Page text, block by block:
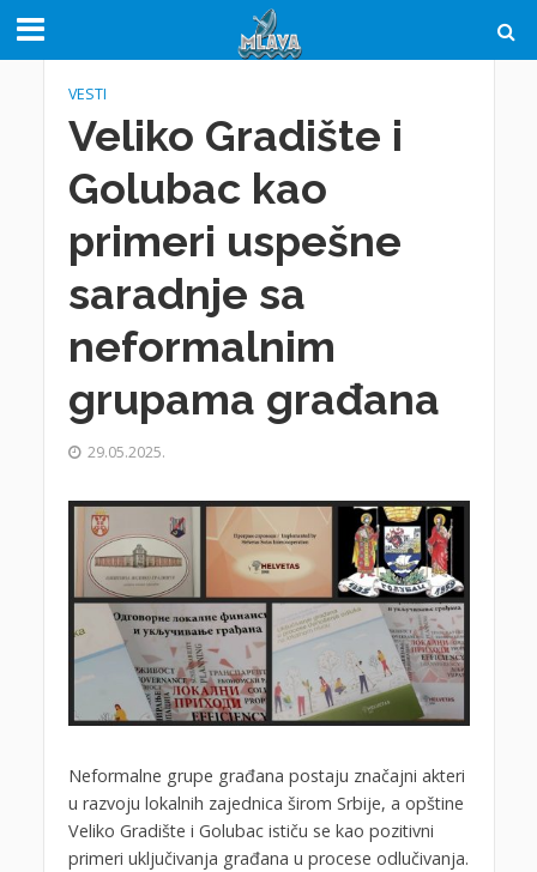
VESTI
Veliko Gradište i
Golubac kao
primeri uspešne
saradnje sa
neformalnim
grupama građana
29.05.2025.
Neformalne grupe građana postaju značajni akteri
u razvoju lokalnih zajednica širom Srbije, a opštine
Veliko Gradište i Golubac ističu se kao pozitivni
primeri uključivanja građana u procese odlučivanja.